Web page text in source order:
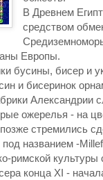
В Древнем
средством
Европы.
бусины, бисер и
и бисеринок
Александрии
ожерелья - на
стремились
названием -
римской
конца XI -